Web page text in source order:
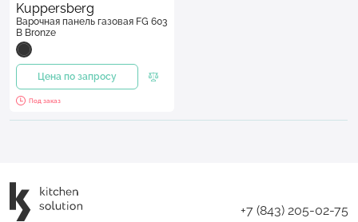
Kuppersberg
Варочная панель газовая FG 603
B Bronze
Цена по запросу
Под заказ
+7 (843) 205-02-75